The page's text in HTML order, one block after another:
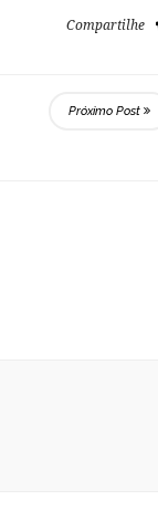
Compartilhe
Próximo Post